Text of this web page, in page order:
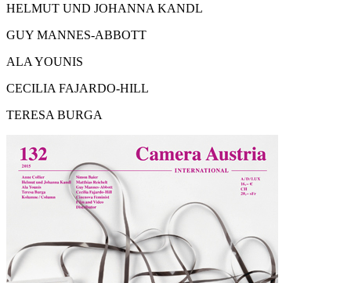
HELMUT UND JOHANNA KANDL
GUY MANNES-ABBOTT
ALA YOUNIS
CECILIA FAJARDO-HILL
TERESA BURGA